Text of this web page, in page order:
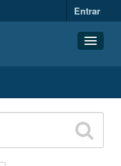
Entrar